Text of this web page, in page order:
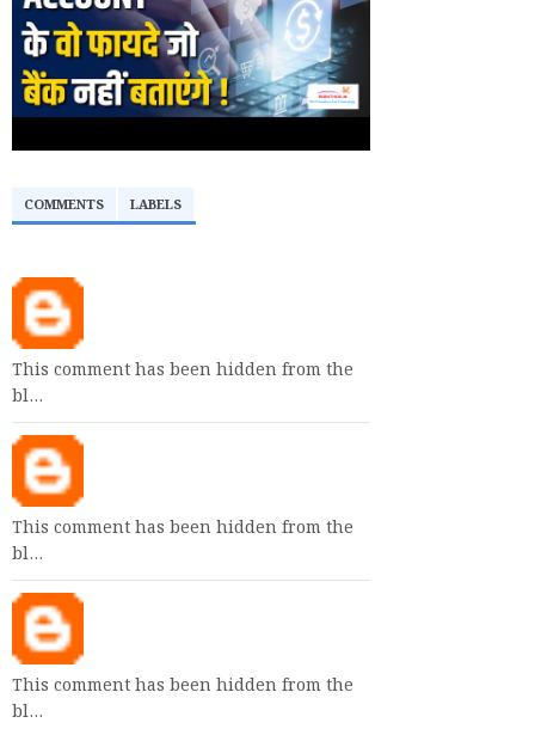
COMMENTS LABELS
This comment has been hidden from the
bl…
This comment has been hidden from the
bl…
This comment has been hidden from the
bl…